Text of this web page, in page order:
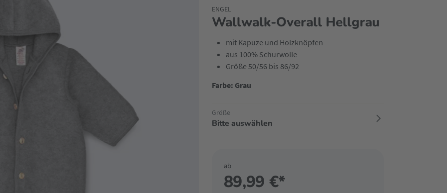
Wallwalk-Overall Hellgrau
ENGEL
mit Kapuze und Holzknöpfen
aus 100% Schurwolle
Größe 50/56 bis 86/92
Farbe: Grau
Größe
Bitte auswählen
ab
89,99 €*